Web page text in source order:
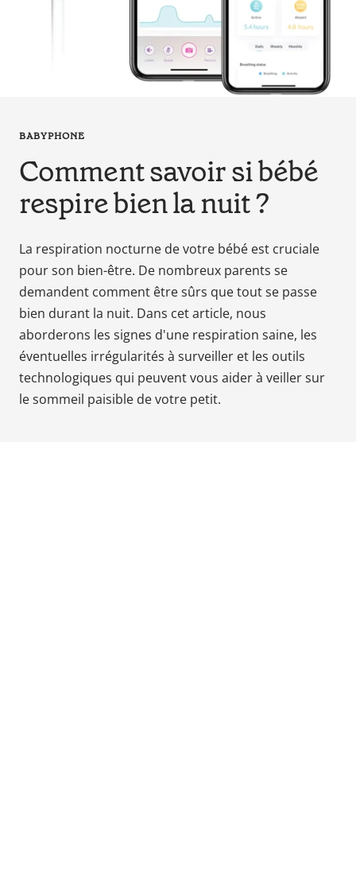
tant
que
parents
la
grossesse
de
avec
Papa.
Meilleurs
prix
sur
Babyphones,
coussins
BABYPHONE
Comment savoir si bébé
respire bien la nuit ?
La respiration nocturne de votre bébé est cruciale
pour son bien-être. De nombreux parents se
demandent comment être sûrs que tout se passe
bien durant la nuit. Dans cet article, nous
aborderons les signes d'une respiration saine, les
éventuelles irrégularités à surveiller et les outils
technologiques qui peuvent vous aider à veiller sur
le sommeil paisible de votre petit.